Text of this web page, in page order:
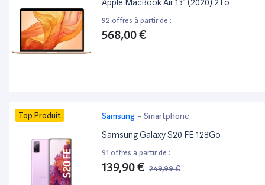
Apple MacBook Air 13” (2020) 2To
92 offres à partir de :
568,00 €
Top Produit Samsung - Smartphone
Samsung Galaxy S20 FE 128Go
91 offres à partir de :
139,90 € 249,99 €